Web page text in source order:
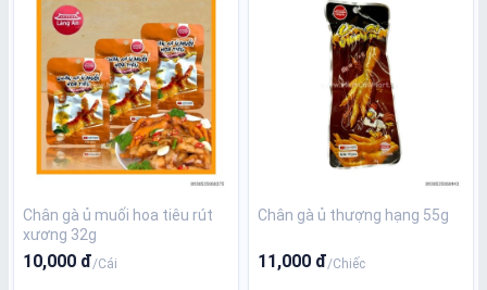
Chân gà ủ muối hoa tiêu rút
xương 32g
10,000 đ/Cái
Chân gà ủ thượng hạng 55g
11,000 đ/Chiếc